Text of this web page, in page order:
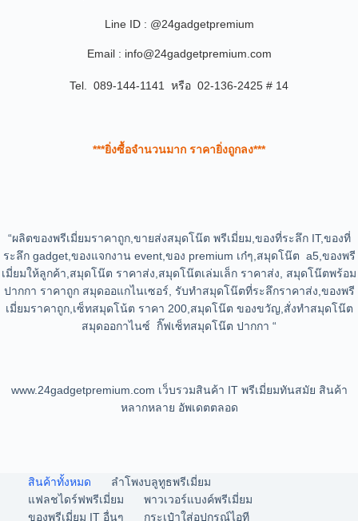
Line ID : @24gadgetpremium
Email : info@24gadgetpremium.com
Tel. 089-144-1141 หรือ 02-136-2425 # 14
***ยิ่งซื้อจำนวนมาก ราคายิ่งถูกลง***
“ผลิตของพรีเมี่ยมราคาถูก,ขายส่งสมุดโน๊ต พรีเมี่ยม,ของที่ระลึก IT,ของที่
ระลึก gadget,ของแจกงาน event,ของ premium เก๋ๆ,สมุดโน๊ต a5,ของพรี
เมี่ยมให้ลูกค้า,สมุดโน๊ต ราคาส่ง,สมุดโน๊ตเล่มเล็ก ราคาส่ง, สมุดโน๊ตพร้อม
ปากกา ราคาถูก สมุดออแกไนเซอร์, รับทำสมุดโน๊ตที่ระลึกราคาส่ง,ของพรี
เมี่ยมราคาถูก,เซ็ทสมุดโน้ต ราคา 200,สมุดโน๊ต ของขวัญ,สั่งทำสมุดโน๊ต
สมุดออกาไนซ์ กิ๊ฟเซ็ทสมุดโน๊ต ปากกา “
www.24gadgetpremium.com เว็บรวมสินค้า IT พรีเมี่ยมทันสมัย สินค้า
หลากหลาย อัพเดตตลอด
สินค้าทั้งหมด
ลำโพงบลูทูธพรีเมี่ยม
แฟลชไดร์ฟพรีเมี่ยม
พาวเวอร์แบงค์พรีเมี่ยม
ของพรีเมี่ยม IT อื่นๆ
กระเป๋าใส่อุปกรณ์ไอที